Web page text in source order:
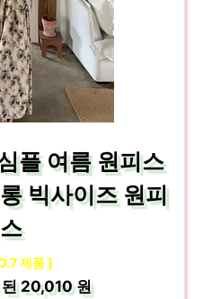
플 여름 원피스
빅사이즈 원피
스
제품 ]
20,010 원